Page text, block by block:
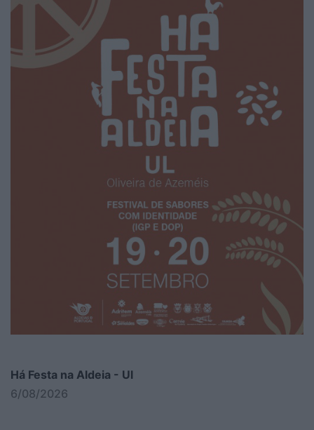
Há Festa na Aldeia - Ul
6/08/2026